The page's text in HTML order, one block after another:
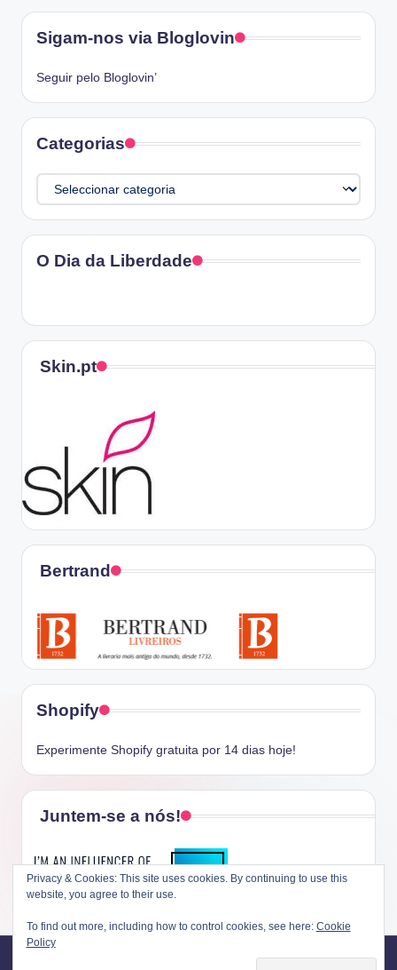
Sigam-nos via Bloglovin
Seguir pelo Bloglovin’
Categorias
Categorias
O Dia da Liberdade
Skin.pt
Bertrand
Shopify
Experimente Shopify gratuita por 14 dias hoje!
Juntem-se a nós!
Privacy & Cookies: This site uses cookies. By continuing to use this
website, you agree to their use.
To find out more, including how to control cookies, see here: Cookie
Policy